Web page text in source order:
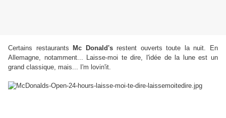
Certains restaurants Mc Donald'srestent ouverts toute la nuit. En
Allemagne, notamment... Laisse-moi te dire, l'idée de la lune est un
grand classique, mais... I'm lovin'it.